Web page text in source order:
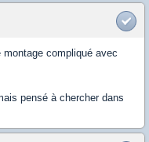
compliqué avec
pensé à chercher dans